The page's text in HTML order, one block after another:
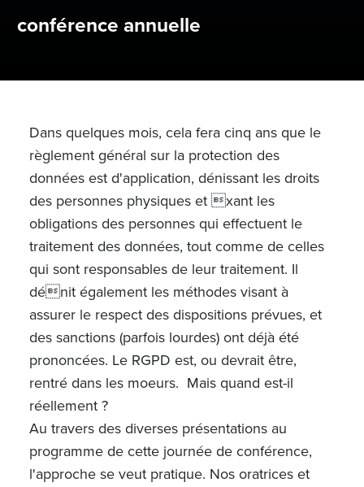
conférence annuelle
Dans quelques mois, cela fera cinq ans que le
règlement général sur la protection des
données est d'application, dénissant les droits
des personnes physiques et xant les
obligations des personnes qui effectuent le
traitement des données, tout comme de celles
qui sont responsables de leur traitement. Il
dénit également les méthodes visant à
assurer le respect des dispositions prévues, et
des sanctions (parfois lourdes) ont déjà été
prononcées. Le RGPD est, ou devrait être,
rentré dans les moeurs. Mais quand est-il
réellement ?
Au travers des diverses présentations au
programme de cette journée de conférence,
l'approche se veut pratique. Nos oratrices et